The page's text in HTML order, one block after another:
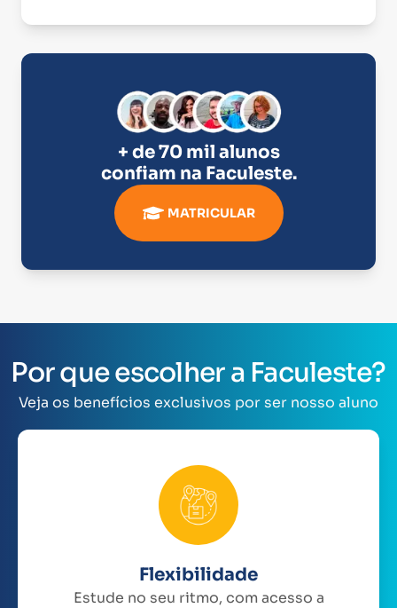
+ de 70 mil alunos
confiam na Faculeste.
MATRICULAR
Por que escolher a Faculeste?
Veja os benefícios exclusivos por ser nosso aluno
Flexibilidade
Estude no seu ritmo, com acesso a